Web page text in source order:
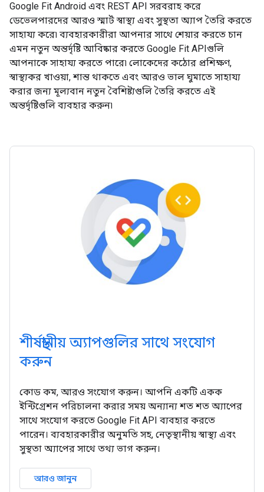
Google Fit Android এবং REST API সরবরাহ করে
ডেভেলপারদের আরও স্মার্ট স্বাস্থ্য এবং সুস্থতা অ্যাপ তৈরি করতে
সাহায্য করে৷ ব্যবহারকারীরা আপনার সাথে শেয়ার করতে চান
এমন নতুন অন্তর্দৃষ্টি আবিষ্কার করতে Google Fit APIগুলি
আপনাকে সাহায্য করতে পারে৷ লোকেদের কঠোর প্রশিক্ষণ,
স্বাস্থ্যকর খাওয়া, শান্ত থাকতে এবং আরও ভাল ঘুমাতে সাহায্য
করার জন্য মূল্যবান নতুন বৈশিষ্ট্যগুলি তৈরি করতে এই
অন্তর্দৃষ্টিগুলি ব্যবহার করুন৷
শীর্ষস্থানীয় অ্যাপগুলির সাথে সংযোগ
করুন
কোড কম, আরও সংযোগ করুন। আপনি একটি একক
ইন্টিগ্রেশন পরিচালনা করার সময় অন্যান্য শত শত অ্যাপের
সাথে সংযোগ করতে Google Fit API ব্যবহার করতে
পারেন। ব্যবহারকারীর অনুমতি সহ, নেতৃস্থানীয় স্বাস্থ্য এবং
সুস্থতা অ্যাপের সাথে তথ্য ভাগ করুন।
আরও জানুন